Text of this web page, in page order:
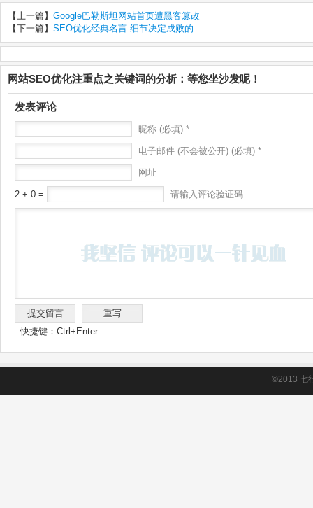
【上一篇】 Google巴勒斯坦网站首页遭黑客篡改
【下一篇】 SEO优化经典名言 细节决定成败的
网站SEO优化注重点之关键词的分析：等您坐沙发呢！
发表评论
昵称 (必填) *
电子邮件 (不会被公开) (必填) *
网址
2 + 0 = 请输入评论验证码
快捷键：Ctrl+Enter
©2013 七